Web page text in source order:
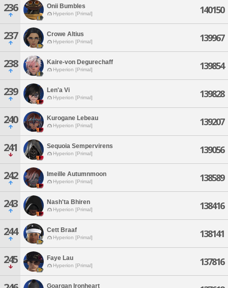
236 Onii Bumbles
Hyperion [Primal] 140150
237 Crowe Altius
Hyperion [Primal] 139967
238 Kaire-von Degurechaff
Hyperion [Primal] 139854
239 Len'a Vi
Hyperion [Primal] 139828
240 Kurogane Lebeau
Hyperion [Primal] 139207
241 Sequoia Sempervirens
Hyperion [Primal] 139056
242 Imeille Autumnmoon
Hyperion [Primal] 138589
243 Nash'ta Bhiren
Hyperion [Primal] 138416
244 Cett Braaf
Hyperion [Primal] 138141
245 Faye Lau
Hyperion [Primal] 137816
Goargan Ironheart